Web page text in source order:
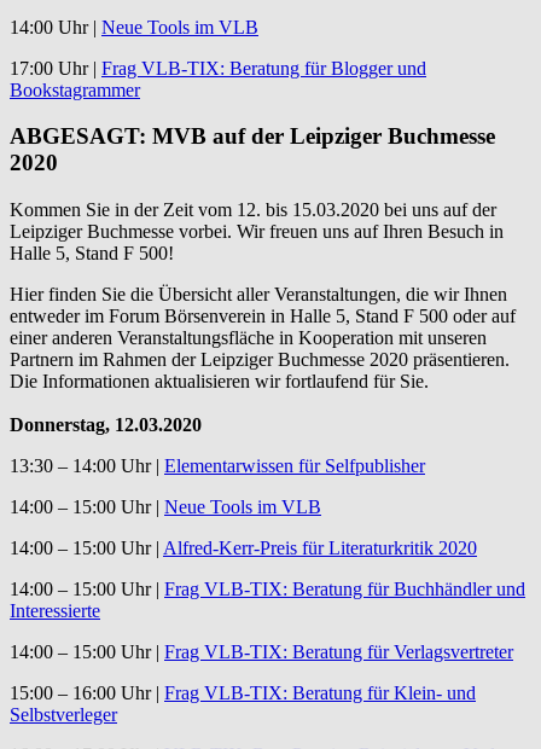
14:00 Uhr | Neue Tools im VLB
17:00 Uhr | Frag VLB-TIX: Beratung für Blogger und
Bookstagrammer
ABGESAGT: MVB auf der Leipziger Buchmesse
2020
Kommen Sie in der Zeit vom 12. bis 15.03.2020 bei uns auf der
Leipziger Buchmesse vorbei. Wir freuen uns auf Ihren Besuch in
Halle 5, Stand F 500!
Hier finden Sie die Übersicht aller Veranstaltungen, die wir Ihnen
entweder im Forum Börsenverein in Halle 5, Stand F 500 oder auf
einer anderen Veranstaltungsfläche in Kooperation mit unseren
Partnern im Rahmen der Leipziger Buchmesse 2020 präsentieren.
Die Informationen aktualisieren wir fortlaufend für Sie.
Donnerstag, 12.03.2020
13:30 – 14:00 Uhr | Elementarwissen für Selfpublisher
14:00 – 15:00 Uhr | Neue Tools im VLB
14:00 – 15:00 Uhr | Alfred-Kerr-Preis für Literaturkritik 2020
14:00 – 15:00 Uhr | Frag VLB-TIX: Beratung für Buchhändler und
Interessierte
14:00 – 15:00 Uhr | Frag VLB-TIX: Beratung für Verlagsvertreter
15:00 – 16:00 Uhr | Frag VLB-TIX: Beratung für Klein- und
Selbstverleger